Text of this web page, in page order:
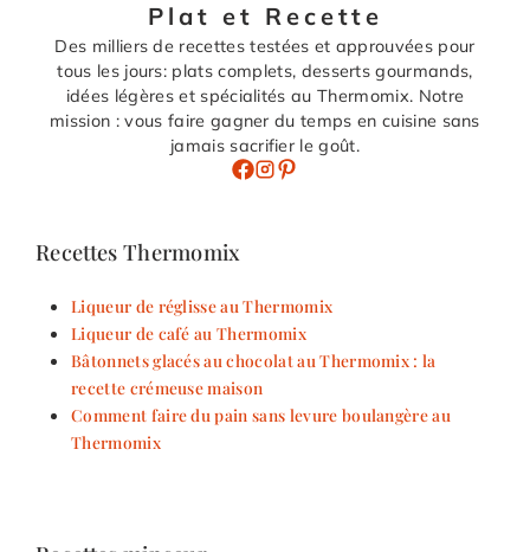
Plat et Recette
Des milliers de recettes testées et approuvées pour
tous les jours: plats complets, desserts gourmands,
idées légères et spécialités au Thermomix. Notre
mission : vous faire gagner du temps en cuisine sans
jamais sacrifier le goût.
Recettes Thermomix
Liqueur de réglisse au Thermomix
Liqueur de café au Thermomix
Bâtonnets glacés au chocolat au Thermomix : la
recette crémeuse maison
Comment faire du pain sans levure boulangère au
Thermomix